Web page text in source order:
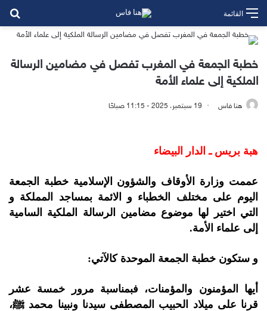
القائمة
خطبة الجمعة في المغرب تفصل في مضامين الرسالة
الملكية إلى علماء الأمة
هنا فاس 19 سبتمبر، 2025 - 11:15 صباحًا
هبة بريس ـ الدار البيضاء
عممت وزارة الأوقاف والشؤون الإسلامية خطبة الجمعة
اليوم على مختلف الخطباء و الائمة بمساجد المملكة و
التي اختير لها موضوع مضامين الرسالة الملكية السامية
إلى علماء الأمة.
و ستكون خطبة الجمعة الموحدة كالآتي:
أيها المؤمنون والمؤمنات، فبمناسبة مرور خمسة عشر
قرنا على ميلاد الحبيب المصطفى سيدنا ونبينا محمد ﷺ،